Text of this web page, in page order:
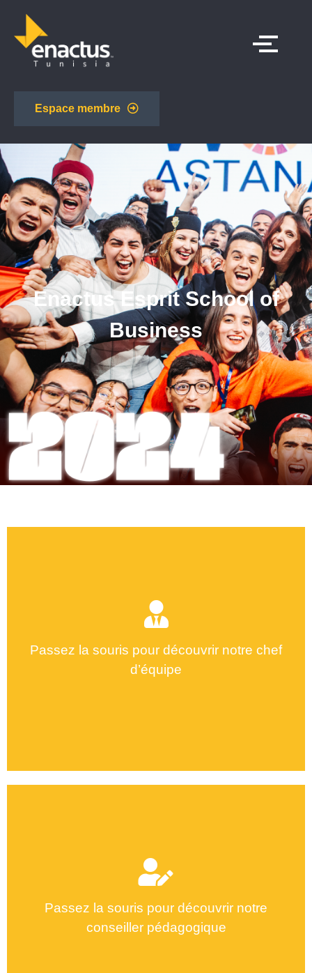
Espace membre
Enactus Esprit School of
Business
Passez la souris pour découvrir notre chef
d’équipe
Nour zayati
Passez la souris pour découvrir notre
conseiller pédagogique
Asma BAGHDADI